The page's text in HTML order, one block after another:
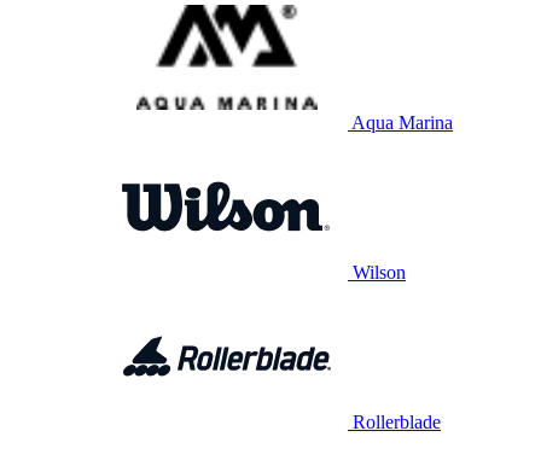
Aqua Marina
Wilson
Rollerblade